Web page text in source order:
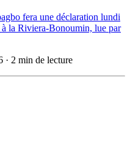
fera une déclaration lundi
à la Riviera-Bonoumin, lue par
· 2 min de lecture